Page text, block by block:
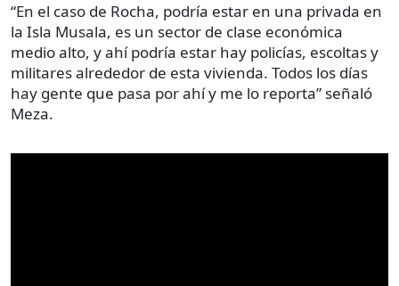
“En el caso de Rocha, podría estar en una privada en
la Isla Musala, es un sector de clase económica
medio alto, y ahí podría estar hay policías, escoltas y
militares alrededor de esta vivienda. Todos los días
hay gente que pasa por ahí y me lo reporta” señaló
Meza.